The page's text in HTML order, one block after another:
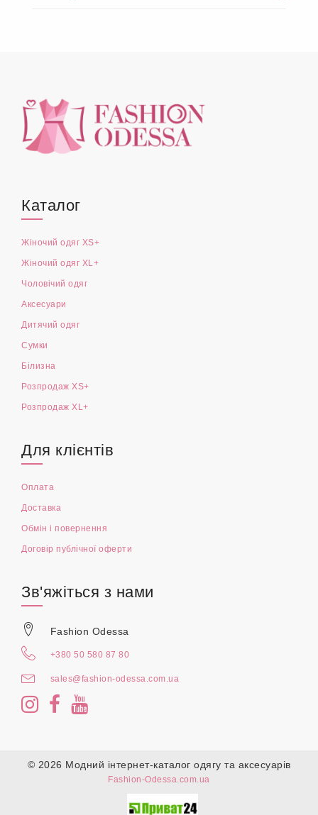
Каталог
Жіночий одяг XS+
Жіночий одяг XL+
Чоловічий одяг
Аксесуари
Дитячий одяг
Сумки
Білизна
Розпродаж XS+
Розпродаж XL+
Для клієнтів
Оплата
Доставка
Обмін і повернення
Договір публічної оферти
Зв'яжіться з нами
Fashion Odessa
+380 50 580 87 80
sales@fashion-odessa.com.ua
© 2026 Модний інтернет-каталог одягу та аксесуарів
Fashion-Odessa.com.ua